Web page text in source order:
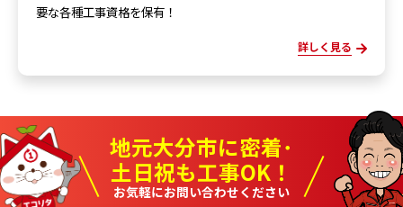
要な各種工事資格を保有！
詳しく見る
地元大分市に密着･
土日祝も工事OK！
お気軽にお問い合わせください